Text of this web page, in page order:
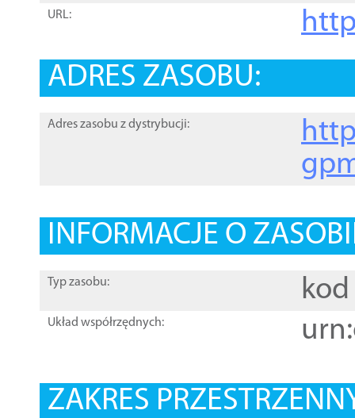
URL:
ADRES ZASOBU:
Adres zasobu z dystrybucji:
INFORMACJE O
Typ zasobu: kod
Układ współrzędnych:
ZAKRES